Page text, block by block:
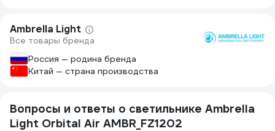
Ambrella Light
Все товары бренда
Россия — родина бренда
Китай — страна производства
Вопросы и ответы о светильнике Ambrella
Light Orbital Air AMBR_FZ1202